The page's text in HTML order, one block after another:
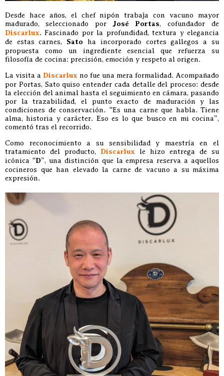
Desde hace años, el chef nipón trabaja con vacuno mayor
madurado, seleccionado por José Portas, cofundador de
Discarlux. Fascinado por la profundidad, textura y elegancia
de estas carnes, Sato ha incorporado cortes gallegos a su
propuesta como un ingrediente esencial que refuerza su
filosofía de cocina: precisión, emoción y respeto al origen.
La visita a Discarlux no fue una mera formalidad. Acompañado
por Portas, Sato quiso entender cada detalle del proceso: desde
la elección del animal hasta el seguimiento en cámara, pasando
por la trazabilidad, el punto exacto de maduración y las
condiciones de conservación. “Es una carne que habla. Tiene
alma, historia y carácter. Eso es lo que busco en mi cocina”,
comentó tras el recorrido.
Como reconocimiento a su sensibilidad y maestría en el
tratamiento del producto, Discarlux le hizo entrega de su
icónica “D”, una distinción que la empresa reserva a aquellos
cocineros que han elevado la carne de vacuno a su máxima
expresión.